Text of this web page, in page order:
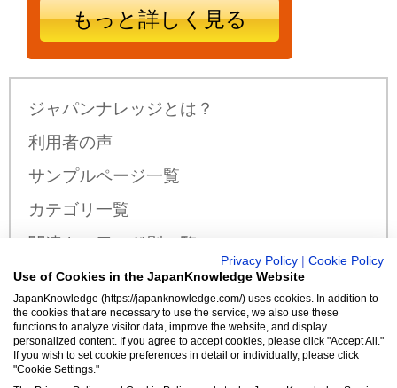
もっと詳しく見る
ジャパンナレッジとは？
利用者の声
サンプルページ一覧
カテゴリ一覧
関連キーワード別一覧
サンプル公開辞書・事典一覧
料金・収録コンテンツ
Privacy Policy
Cookie Policy
Use of Cookies in the JapanKnowledge Website
JapanKnowledge (https://japanknowledge.com/) uses cookies. In addition to
the cookies that are necessary to use the service, we also use these
functions to analyze visitor data, improve the website, and display
personalized content. If you agree to accept cookies, please click "Accept All."
If you wish to set cookie preferences in detail or individually, please click
"Cookie Settings."